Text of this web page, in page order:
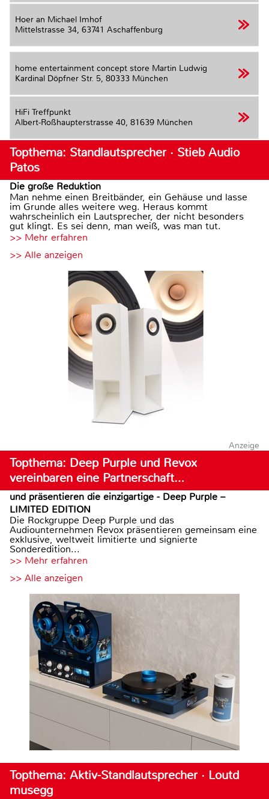
Hoer an Michael Imhof
Mittelstrasse 34, 63741 Aschaffenburg
home entertainment concept store Martin Ludwig
Kardinal Döpfner Str. 5, 80333 München
HiFi Treffpunkt
Albert-Roßhaupterstrasse 40, 81639 München
Topthema: Standlautsprecher · Stieb Audio
Patos
Die große Reduktion
Man nehme einen Breitbänder, ein Gehäuse und lasse
im Grunde alles weitere weg. Heraus kommt
wahrscheinlich ein Lautsprecher, der nicht besonders
gut klingt. Es sei denn, man weiß, was man tut.
>> Mehr erfahren
>> Alle anzeigen
Anzeige
Topthema: Deep Purple und Revox
vereinbaren eine Partnerschaft…
und präsentieren die einzigartige - Deep Purple –
LIMITED EDITION
Die Rockgruppe Deep Purple und das
Audiounternehmen Revox präsentieren gemeinsam eine
exklusive, weltweit limitierte und signierte
Sonderedition...
>> Mehr erfahren
>> Alle anzeigen
Topthema: Aktiv-Standlautsprecher · Loutd
musegg